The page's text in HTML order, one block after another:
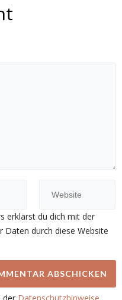
erklärst du dich mit der
Daten durch diese Website
der Datenschutzhinweise.